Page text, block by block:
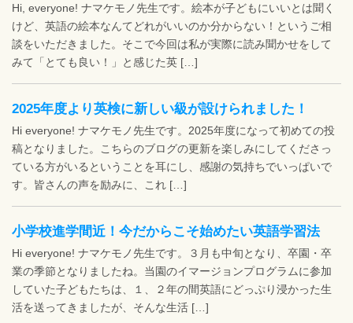
Hi, everyone! ナマケモノ先生です。絵本が子どもにいいとは聞く
けど、英語の絵本なんてどれがいいのか分からない！というご相
談をいただきました。そこで今回は私が実際に読み聞かせをして
みて「とても良い！」と感じた英 […]
2025年度より英検に新しい級が設けられました！
Hi everyone! ナマケモノ先生です。2025年度になって初めての投
稿となりました。こちらのブログの更新を楽しみにしてくださっ
ている方がいるということを耳にし、感謝の気持ちでいっぱいで
す。皆さんの声を励みに、これ […]
小学校進学間近！今だからこそ始めたい英語学習法
Hi everyone! ナマケモノ先生です。３月も中旬となり、卒園・卒
業の季節となりましたね。当園のイマージョンプログラムに参加
していた子どもたちは、１、２年の間英語にどっぷり浸かった生
活を送ってきましたが、そんな生活 […]